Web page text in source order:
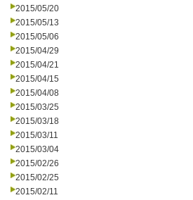
2015/05/20
2015/05/13
2015/05/06
2015/04/29
2015/04/21
2015/04/15
2015/04/08
2015/03/25
2015/03/18
2015/03/11
2015/03/04
2015/02/26
2015/02/25
2015/02/11